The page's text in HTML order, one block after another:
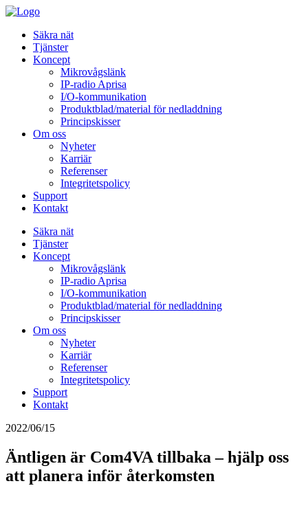
Säkra nät
Tjänster
Koncept
Mikrovågslänk
IP-radio Aprisa
I/O-kommunikation
Produktblad/material för nedladdning
Principskisser
Om oss
Nyheter
Karriär
Referenser
Integritetspolicy
Support
Kontakt
Säkra nät
Tjänster
Koncept
Mikrovågslänk
IP-radio Aprisa
I/O-kommunikation
Produktblad/material för nedladdning
Principskisser
Om oss
Nyheter
Karriär
Referenser
Integritetspolicy
Support
Kontakt
2022/06/15
Äntligen är Com4VA tillbaka – hjälp oss
att planera inför återkomsten